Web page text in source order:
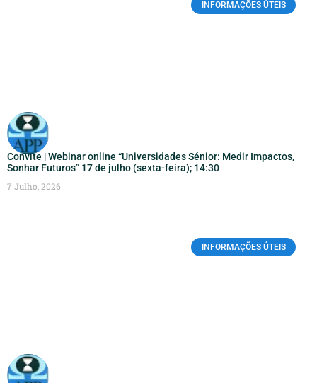
INFORMAÇÕES ÚTEIS
Convite | Webinar online “Universidades Sénior: Medir Impactos,
Sonhar Futuros” 17 de julho (sexta-feira); 14:30
7 Julho, 2026
INFORMAÇÕES ÚTEIS